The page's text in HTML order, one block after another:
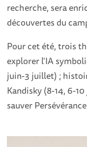
recherche, sera
découvertes du
Pour cet été, trois
explorer l'IA
juin-3 juillet) ;
Kandisky (8-14, 6-
sauver